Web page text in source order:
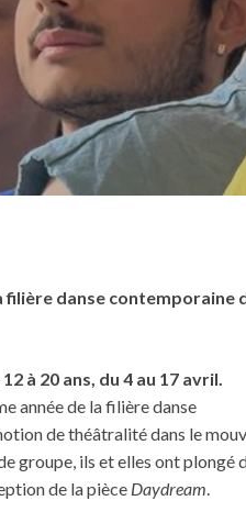
filière danse contemporaine
à 20 ans, du 4 au 17 avril.
année de la filière danse
de théâtralité dans le
groupe, ils et elles ont plongé
de la pièce Daydream.